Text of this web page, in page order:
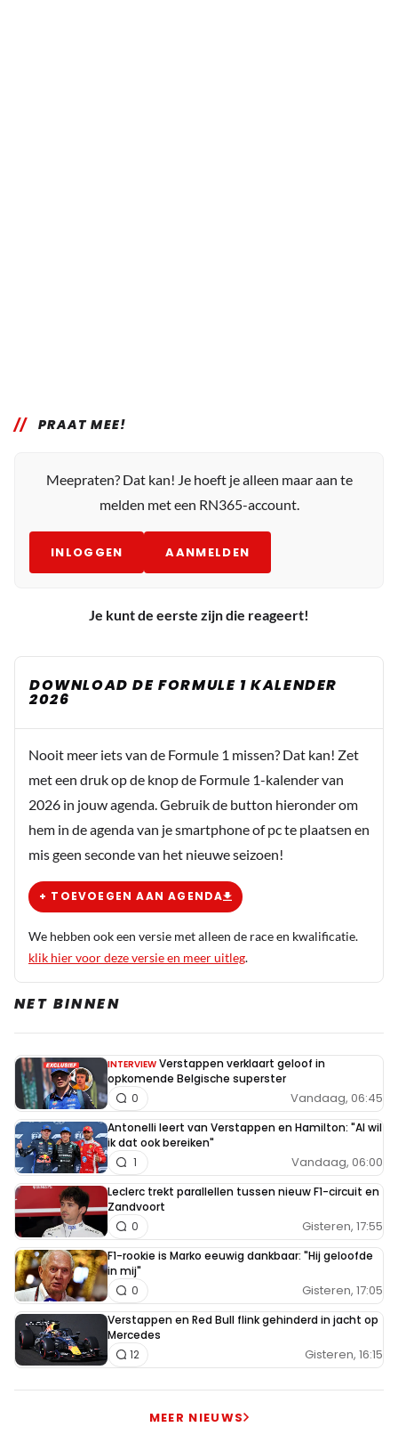
PRAAT MEE!
Meepraten? Dat kan! Je hoeft je alleen maar aan te
melden met een RN365-account.
INLOGGEN AANMELDEN
Je kunt de eerste zijn die reageert!
DOWNLOAD DE FORMULE 1 KALENDER
2026
Nooit meer iets van de Formule 1 missen? Dat kan! Zet
met een druk op de knop de Formule 1-kalender van
2026 in jouw agenda. Gebruik de button hieronder om
hem in de agenda van je smartphone of pc te plaatsen en
mis geen seconde van het nieuwe seizoen!
+ TOEVOEGEN AAN AGENDA
We hebben ook een versie met alleen de race en kwalificatie.
klik hier voor deze versie en meer uitleg.
NET BINNEN
INTERVIEW Verstappen verklaart geloof in
opkomende Belgische superster
Vandaag, 06:45
0
Antonelli leert van Verstappen en Hamilton: "Al wil
ik dat ook bereiken"
Vandaag, 06:00
1
Leclerc trekt parallellen tussen nieuw F1-circuit en
Zandvoort
Gisteren, 17:55
0
F1-rookie is Marko eeuwig dankbaar: "Hij geloofde
in mij"
Gisteren, 17:05
0
Verstappen en Red Bull flink gehinderd in jacht op
Mercedes
Gisteren, 16:15
12
MEER NIEUWS